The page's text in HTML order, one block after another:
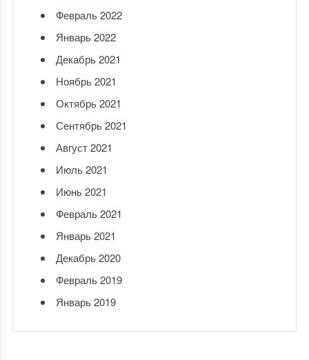
Февраль 2022
Январь 2022
Декабрь 2021
Ноябрь 2021
Октябрь 2021
Сентябрь 2021
Август 2021
Июль 2021
Июнь 2021
Февраль 2021
Январь 2021
Декабрь 2020
Февраль 2019
Январь 2019